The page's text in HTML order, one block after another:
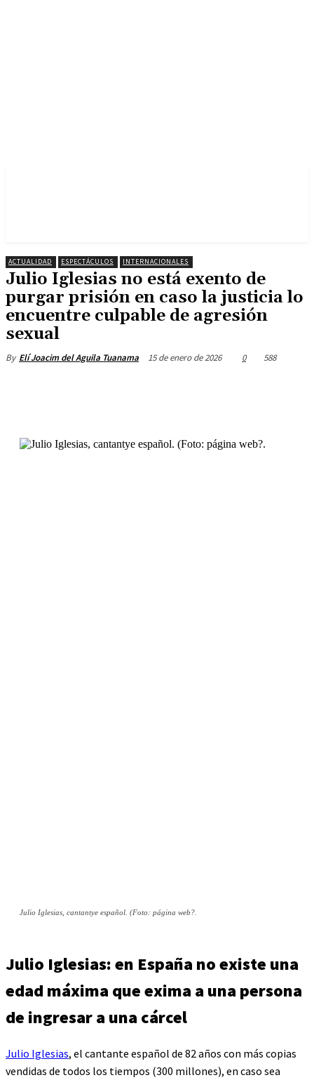
ACTUALIDAD ESPECTÁCULOS INTERNACIONALES
Julio Iglesias no está exento de
purgar prisión en caso la justicia lo
encuentre culpable de agresión
sexual
By Elí Joacim del Aguila Tuanama 15 de enero de 2026 0 588
Julio Iglesias, cantantye español. (Foto: página web?.
Julio Iglesias: en España no existe una
edad máxima que exima a una persona
de ingresar a una cárcel
Julio Iglesias, el cantante español de 82 años con más copias
vendidas de todos los tiempos (300 millones), en caso sea